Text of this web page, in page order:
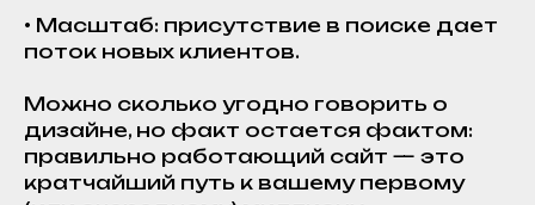
• Масштаб: присутствие в поиске дает
поток новых клиентов.
Можно сколько угодно говорить о
дизайне, но факт остается фактом:
правильно работающий сайт — это
кратчайший путь к вашему первому